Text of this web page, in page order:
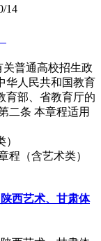
14
普通高校招生政
华人民共和国教育
育部、省教育厅的
二条 本章程适用
程（含艺术类）
西艺术、甘肃体